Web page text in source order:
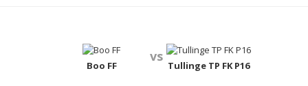
Boo FF
vs
Tullinge TP FK P16